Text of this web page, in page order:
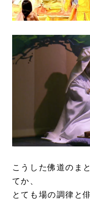
こうした佛道のま
てか、
とても場の調律と